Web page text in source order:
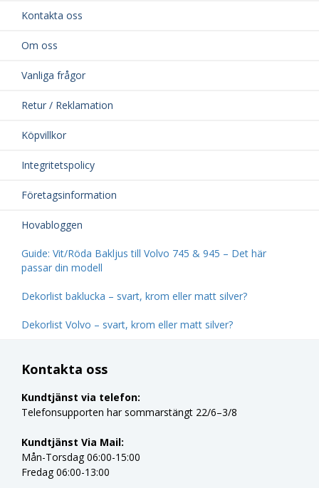
Kontakta oss
Om oss
Vanliga frågor
Retur / Reklamation
Köpvillkor
Integritetspolicy
Företagsinformation
Hovabloggen
Guide: Vit/Röda Bakljus till Volvo 745 & 945 – Det här
passar din modell
Dekorlist baklucka – svart, krom eller matt silver?
Dekorlist Volvo – svart, krom eller matt silver?
Kontakta oss
Kundtjänst via telefon:
Telefonsupporten har sommarstängt 22/6–3/8
Kundtjänst Via Mail:
Mån-Torsdag 06:00-15:00
Fredag 06:00-13:00